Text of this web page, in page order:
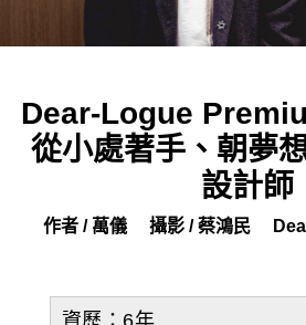
Dear-Logue
從小處著手、朝夢
設計師
作者 / 萬儀 攝影 / 蔡鴻民